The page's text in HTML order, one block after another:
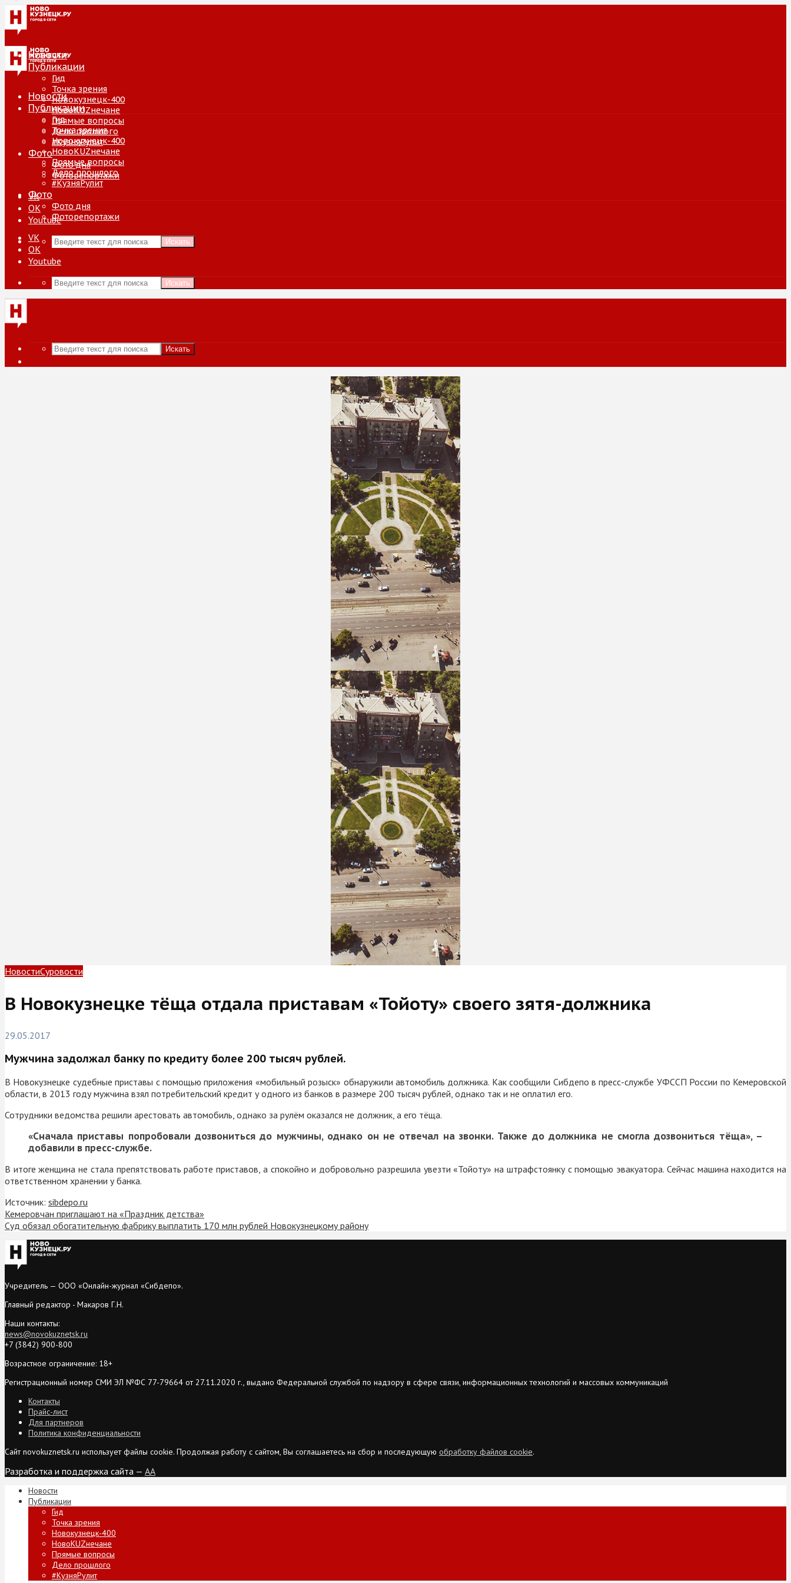
Новости
Публикации
Гид
Точка зрения
Новокузнецк-400
НовоKUZнечане
Прямые вопросы
Дело прошлого
#КузняРулит
Фото
Фото дня
Фоторепортажи
VK
ОК
Youtube
Искать
Новости
Публикации
Гид
Точка зрения
Новокузнецк-400
НовоKUZнечане
Прямые вопросы
Дело прошлого
#КузняРулит
Фото
Фото дня
Фоторепортажи
VK
ОК
Youtube
Искать
Искать
НовостиСуровости
В Новокузнецке тёща отдала приставам «Тойоту» своего зятя-должника
29.05.2017
Мужчина задолжал банку по кредиту более 200 тысяч рублей.
В Новокузнецке судебные приставы с помощью приложения «мобильный розыск» обнаружили автомобиль должника. Как сообщили Сибдепо в пресс-службе УФССП России по Кемеровской
области, в 2013 году мужчина взял потребительский кредит у одного из банков в размере 200 тысяч рублей, однако так и не оплатил его.
Сотрудники ведомства решили арестовать автомобиль, однако за рулём оказался не должник, а его тёща.
«Сначала приставы попробовали дозвониться до мужчины, однако он не отвечал на звонки. Также до должника не смогла дозвониться тёща», –
добавили в пресс-службе.
В итоге женщина не стала препятствовать работе приставов, а спокойно и добровольно разрешила увезти «Тойоту» на штрафстоянку с помощью эвакуатора. Сейчас машина находится на
ответственном хранении у банка.
Источник: sibdepo.ru
Кемеровчан приглашают на «Праздник детства»
Суд обязал обогатительную фабрику выплатить 170 млн рублей Новокузнецкому району
Учредитель — ООО «Онлайн-журнал «Сибдепо».
Главный редактор - Макаров Г.Н.
Наши контакты:
news@novokuznetsk.ru
+7 (3842) 900-800
Возрастное ограничение: 18+
Регистрационный номер СМИ ЭЛ №ФС 77-79664 от 27.11.2020 г., выдано Федеральной службой по надзору в сфере связи, информационных технологий и массовых коммуникаций
Контакты
Прайс-лист
Для партнеров
Политика конфиденциальности
Сайт novokuznetsk.ru использует файлы cookie. Продолжая работу с сайтом, Вы соглашаетесь на сбор и последующую обработку файлов cookie.
Разработка и поддержка сайта — AA
Новости
Публикации
Гид
Точка зрения
Новокузнецк-400
НовоKUZнечане
Прямые вопросы
Дело прошлого
#КузняРулит